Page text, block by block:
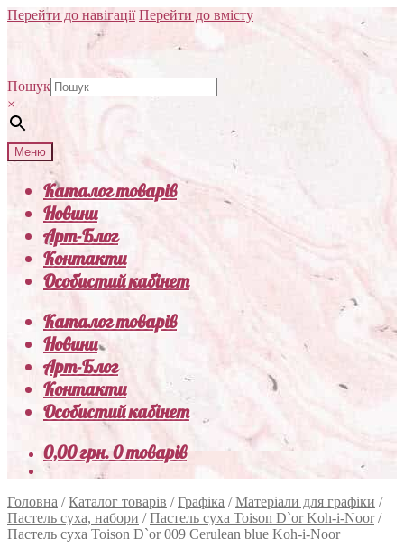
Перейти до навігації Перейти до вмісту
Пошук
×
Меню
Каталог товарів
Новини
Арт-Блог
Контакти
Особистий кабінет
Каталог товарів
Новини
Арт-Блог
Контакти
Особистий кабінет
0,00грн.0 товарів
Головна /Каталог товарів /Графіка /Матеріали для графіки /
Пастель суха, набори /Пастель суха Toison D`or Koh-i-Noor/
Пастель суха Toison D`or 009 Cerulean blue Koh-i-Noor